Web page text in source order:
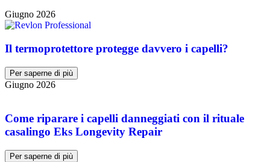
Giugno 2026
Il termoprotettore protegge davvero i capelli?
Per saperne di più
Giugno 2026
Come riparare i capelli danneggiati con il rituale
casalingo Eks Longevity Repair
Per saperne di più